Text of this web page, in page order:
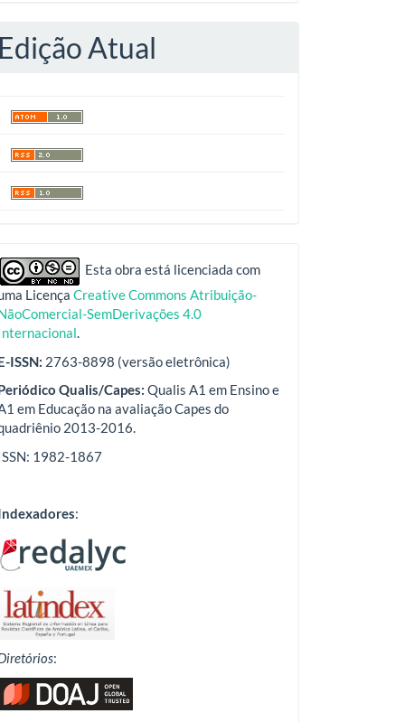
Edição Atual
indexadoresEsta obra está licenciada com
Licença Creative Commons Atribuição-
SemDerivações 4.0
.
ISSN: 2763-8898 (versão eletrônica)
Qualis/Capes: Qualis A1 em Ensino e
em Educação na avaliação Capes do
2013-2016.
1982-1867
:
: